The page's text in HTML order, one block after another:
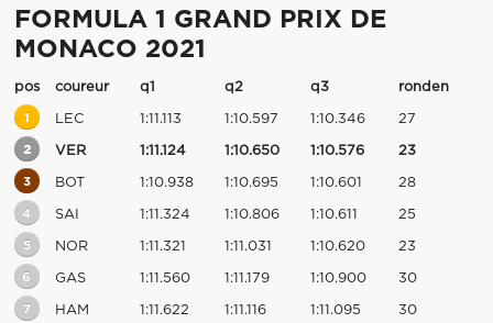
FORMULA 1 GRAND PRIX DE
MONACO 2021
pos coureur q1 q2 q3 ronden
1 LEC 1:11.113 1:10.597 1:10.346 27
2 VER 1:11.124 1:10.650 1:10.576 23
3 BOT 1:10.938 1:10.695 1:10.601 28
4 SAI 1:11.324 1:10.806 1:10.611 25
5 NOR 1:11.321 1:11.031 1:10.620 23
6 GAS 1:11.560 1:11.179 1:10.900 30
7 HAM 1:11.622 1:11.116 1:11.095 30